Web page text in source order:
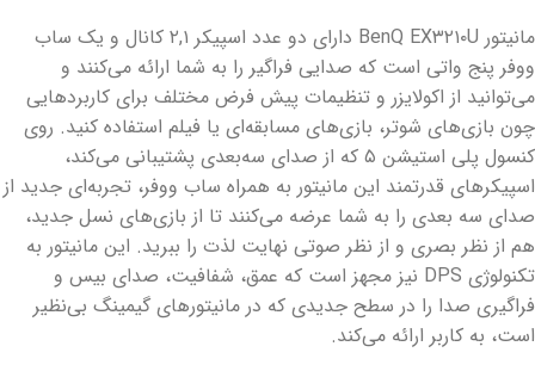
مانیتور BenQ EX۳۲۱۰U دارای دو عدد اسپیکر ۲,۱ کانال و یک ساب
ووفر پنج واتی است که صدایی فراگیر را به شما ارائه می‌کنند و
می‌توانید از اکولایزر و تنظیمات پیش فرض مختلف برای کاربردهایی
چون بازی‌های شوتر، بازی‌های مسابقه‌ای یا فیلم استفاده کنید. روی
کنسول پلی استیشن ۵ که از صدای سه‌بعدی پشتیبانی می‌کند،
اسپیکرهای قدرتمند این مانیتور به همراه ساب ووفر، تجربه‌ای جدید از
صدای سه بعدی را به شما عرضه می‌کنند تا از بازی‌های نسل جدید،
هم از نظر بصری و از نظر صوتی نهایت لذت را ببرید. این مانیتور به
تکنولوژی DPS نیز مجهز است که عمق، شفافیت، صدای بیس و
فراگیری صدا را در سطح جدیدی که در مانیتورهای گیمینگ بی‌نظیر
است، به کاربر ارائه می‌کند.